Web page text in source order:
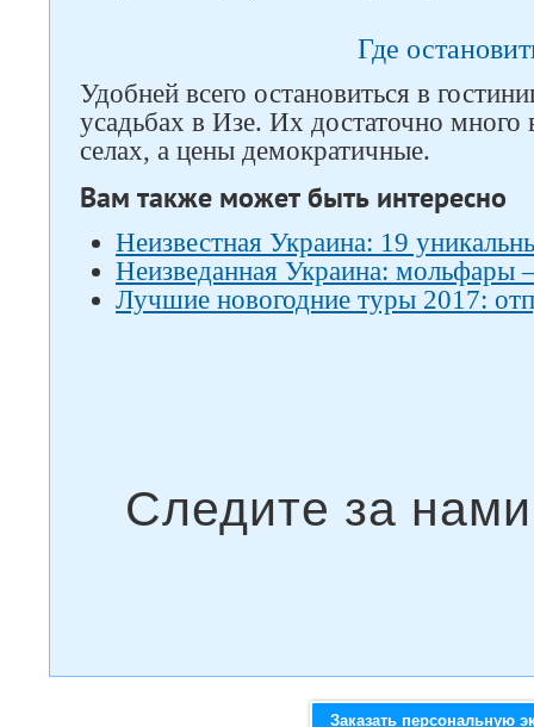
Где
Удобней всего остановиться в
усадьбах в Изе. Их достаточно много
селах, а цены демократичные.
Вам также может быть интересно
Неизвестная Украина: 19
Неизведанная Украина: мольфары
Лучшие новогодние туры 2017:
Заказать персональную